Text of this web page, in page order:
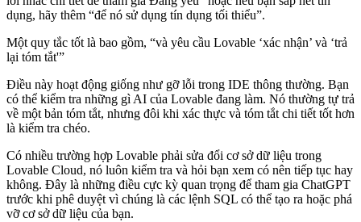
dụng, hãy thêm “để nó sử dụng tín dụng tối thiểu”.
Một quy tắc tốt là bao gồm, “và yêu cầu Lovable ‘xác nhận’ và ‘trả
lại tóm tắt'”
Điều này hoạt động giống như gỡ lỗi trong IDE thông thường. Bạn
có thể kiểm tra những gì AI của Lovable đang làm. Nó thường tự trả
về một bản tóm tắt, nhưng đôi khi xác thực và tóm tắt chi tiết tốt hơn
là kiểm tra chéo.
Có nhiều trường hợp Lovable phải sửa đổi cơ sở dữ liệu trong
Lovable Cloud, nó luôn kiểm tra và hỏi bạn xem có nên tiếp tục hay
không. Đây là những điều cực kỳ quan trọng để tham gia ChatGPT
trước khi phê duyệt vì chúng là các lệnh SQL có thể tạo ra hoặc phá
vỡ cơ sở dữ liệu của bạn.